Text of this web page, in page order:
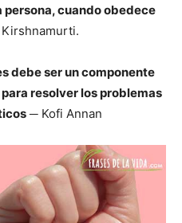
persona, cuando obedece
debe ser un componente
resolver los problemas
─ Kofi Annan